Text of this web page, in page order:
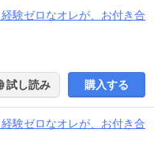
験ゼロなオレが、お付き合
試し読み 購入する
験ゼロなオレが、お付き合